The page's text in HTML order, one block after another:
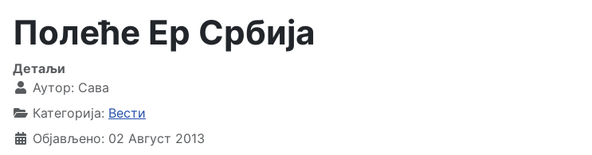
Полеће Ер Србија
Детаљи
Аутор: Сава
Категорија: Вести
Објављено: 02 Август 2013